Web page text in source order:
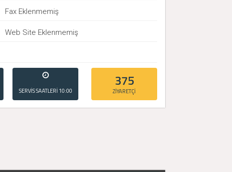
Fax Eklenmemiş
Web Site Eklenmemiş
SERVİS SAATLERİ 10:00
- 20:00
375
ZİYARETÇİ